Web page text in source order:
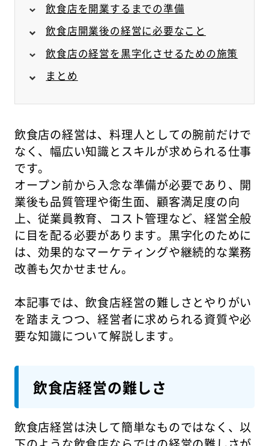
飲食店を開業するまでの準備
飲食店開業後の経営に必要なこと
飲食店の経営を黒字化させるための施策
まとめ
飲食店の経営は、料理人としての腕前だけで
なく、幅広い知識とスキルが求められる仕事
です。
オープン前から入念な準備が必要であり、開
業後も品質管理や衛生面、顧客満足度の向
上、従業員教育、コスト管理など、経営全般
に目を配る必要があります。黒字化のために
は、効果的なマーケティングや継続的な業務
改善も欠かせません。
本記事では、飲食店経営の難しさとやりがい
を踏まえつつ、経営者に求められる資質や必
要な知識について解説します。
飲食店経営の難しさ
飲食店経営は決して簡単なものではなく、以